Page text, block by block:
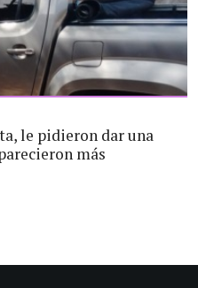
le pidieron dar una
más